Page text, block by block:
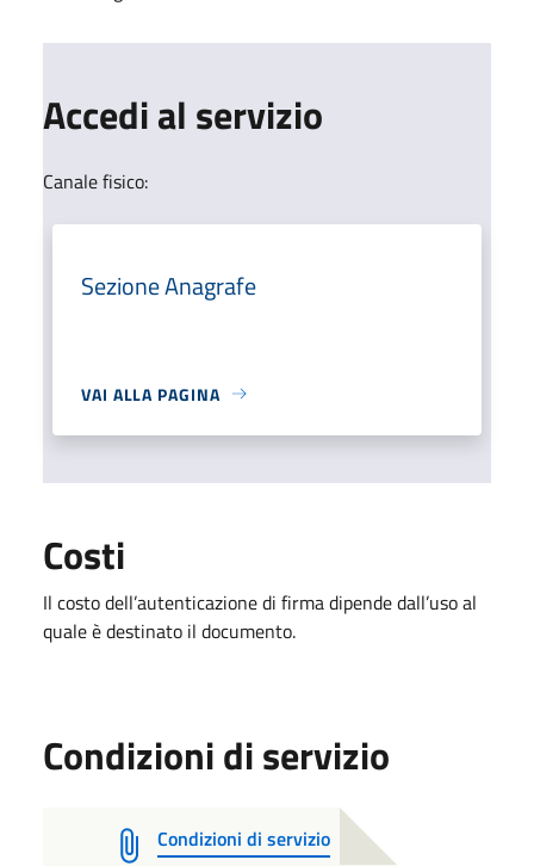
Accedi al servizio
Canale fisico:
Sezione Anagrafe
VAI ALLA PAGINA
Costi
Il costo dell’autenticazione di firma dipende dall’uso al
quale è destinato il documento.
Condizioni di servizio
Condizioni di servizio